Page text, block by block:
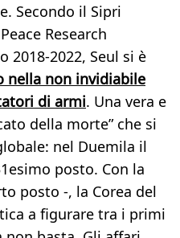
Secondo il Sipri
Research
2022, Seul si è
nella non invidiabile
di armi. Una vera e
della morte” che si
nel Duemila il
posto. Con la
posto -, la Corea del
a figurare tra i primi